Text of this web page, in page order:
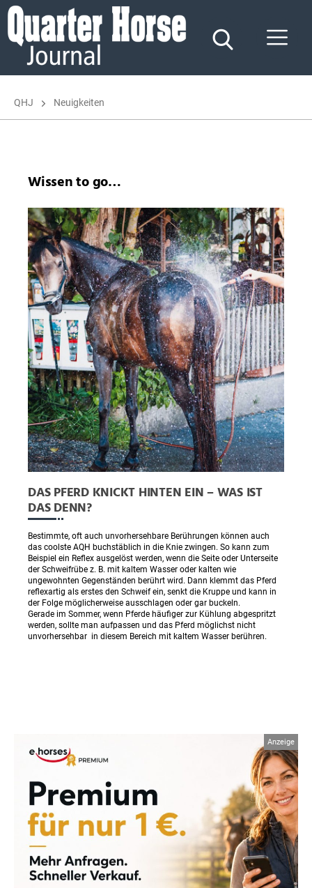
Quarter
Horse
Journal
QHJ Neuigkeiten
Wissen to go…
DAS PFERD KNICKT HINTEN EIN – WAS IST
DAS DENN?
Bestimmte, oft auch unvorhersehbare Berührungen können auch
das coolste AQH buchstäblich in die Knie zwingen. So kann zum
Beispiel ein Reflex ausgelöst werden, wenn die Seite oder Unterseite
der Schweifrübe z. B. mit kaltem Wasser oder kalten wie
ungewohnten Gegenständen berührt wird. Dann klemmt das Pferd
reflexartig als erstes den Schweif ein, senkt die Kruppe und kann in
der Folge möglicherweise ausschlagen oder gar buckeln.
Gerade im Sommer, wenn Pferde häufiger zur Kühlung abgespritzt
werden, sollte man aufpassen und das Pferd möglichst nicht
unvorhersehbar in diesem Bereich mit kaltem Wasser berühren.